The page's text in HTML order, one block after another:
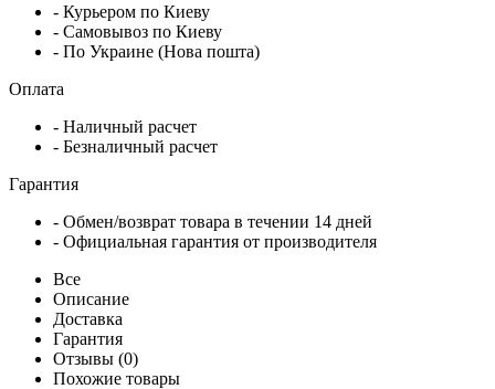
- Курьером по Киеву
- Самовывоз по Киеву
- По Украине (Нова пошта)
Оплата
- Наличный расчет
- Безналичный расчет
Гарантия
- Обмен/возврат товара в течении 14 дней
- Официальная гарантия от производителя
Все
Описание
Доставка
Гарантия
Отзывы (0)
Похожие товары